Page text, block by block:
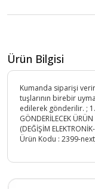
Ürün Bilgisi
Kumanda siparişi
tuşlarının birebir
edilerek gönderilir. ;
GÖNDERİLECEK
(DEĞİŞİM
Ürün Kodu : 2399-